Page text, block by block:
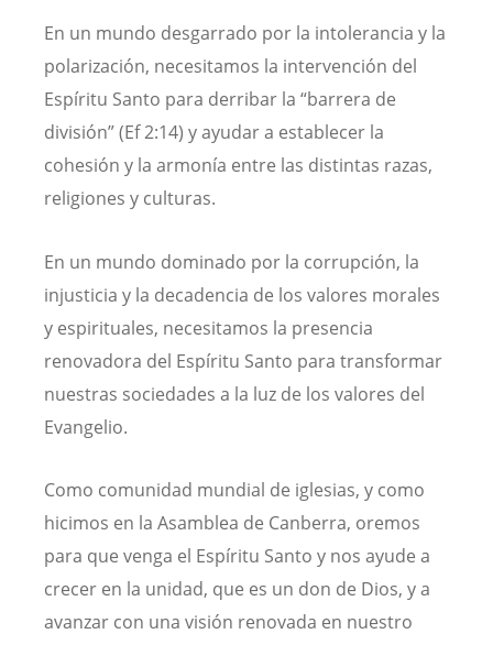
En un mundo desgarrado por la intolerancia y la
polarización, necesitamos la intervención del
Espíritu Santo para derribar la “barrera de
división” (Ef 2:14) y ayudar a establecer la
cohesión y la armonía entre las distintas razas,
religiones y culturas.
En un mundo dominado por la corrupción, la
injusticia y la decadencia de los valores morales
y espirituales, necesitamos la presencia
renovadora del Espíritu Santo para transformar
nuestras sociedades a la luz de los valores del
Evangelio.
Como comunidad mundial de iglesias, y como
hicimos en la Asamblea de Canberra, oremos
para que venga el Espíritu Santo y nos ayude a
crecer en la unidad, que es un don de Dios, y a
avanzar con una visión renovada en nuestro